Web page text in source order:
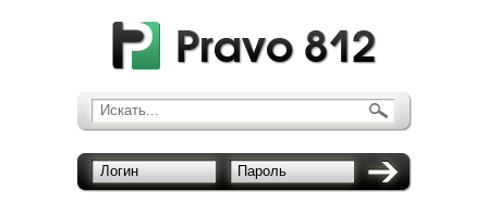
Искать...
Логин Пароль